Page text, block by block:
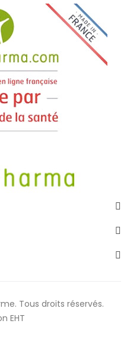
Tous droits réservés.
EHT